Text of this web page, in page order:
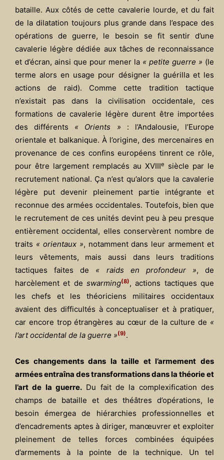
bataille. Aux côtés de cette cavalerie lourde, et du fait
de la dilatation toujours plus grande dans l’espace des
opérations de guerre, le besoin se fit sentir d’une
cavalerie légère dédiée aux tâches de reconnaissance
et d’écran, ainsi que pour mener la « petite guerre » (le
terme alors en usage pour désigner la guérilla et les
actions de raid). Comme cette tradition tactique
n’existait pas dans la civilisation occidentale, ces
formations de cavalerie légère durent être importées
des différents « Orients » : l’Andalousie, l’Europe
orientale et balkanique. À l’origine, des mercenaires en
provenance de ces confins européens tinrent ce rôle,
pour être largement remplacés au XVIIIe
siècle par le
recrutement national. Ça n’est qu’alors que la cavalerie
légère put devenir pleinement partie intégrante et
reconnue des armées occidentales. Toutefois, bien que
le recrutement de ces unités devint peu à peu presque
entièrement occidental, elles conservèrent nombre de
traits « orientaux », notamment dans leur armement et
leurs vêtements, mais aussi dans leurs traditions
tactiques faites de « raids en profondeur », de
harcèlement et de swarming(8), actions tactiques que
les chefs et les théoriciens militaires occidentaux
avaient des difficultés à conceptualiser et à pratiquer,
car encore trop étrangères au cœur de la culture de «
l’art occidental de la guerre »(9).
Ces changements dans la taille et l’armement des
armées entraîna des transformations dans la théorie et
l’art de la guerre. Du fait de la complexification des
champs de bataille et des théâtres d’opérations, le
besoin émergea de hiérarchies professionnelles et
d’encadrements aptes à diriger, manœuvrer et exploiter
pleinement de telles forces combinées équipées
d’armements à la pointe de la technique. Un tel